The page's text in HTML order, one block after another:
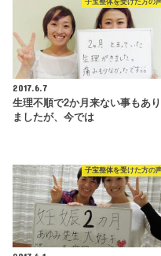
2017.6.7
生理不順で2か月来ない事もあり
ましたが、今では
子宝整体を受けた方の